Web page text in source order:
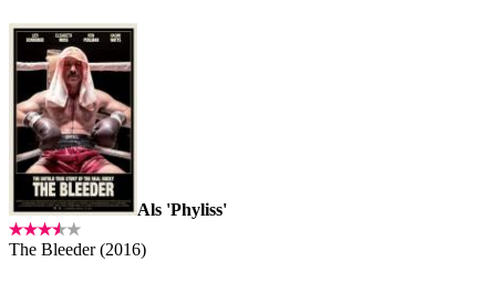
Als 'Phyliss'
The Bleeder (2016)